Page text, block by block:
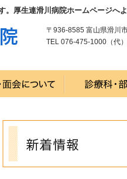
。厚生連滑川病院ホームページへ
〒936-8585 富山県滑川
TEL 076-475-1000（代